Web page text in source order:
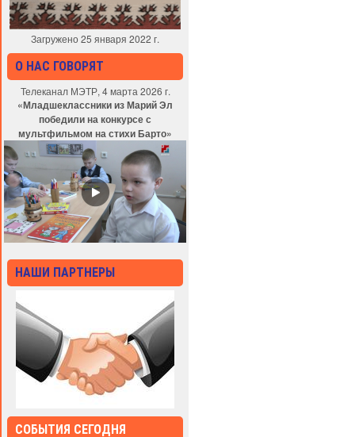
Загружено 25 января 2022 г.
О НАС ГОВОРЯТ
Телеканал МЭТР, 4 марта 2026 г.
«Младшеклассники из Марий Эл
победили на конкурсе с
мультфильмом на стихи Барто»
НАШИ ПАРТНЕРЫ
СОБЫТИЯ СЕГОДНЯ